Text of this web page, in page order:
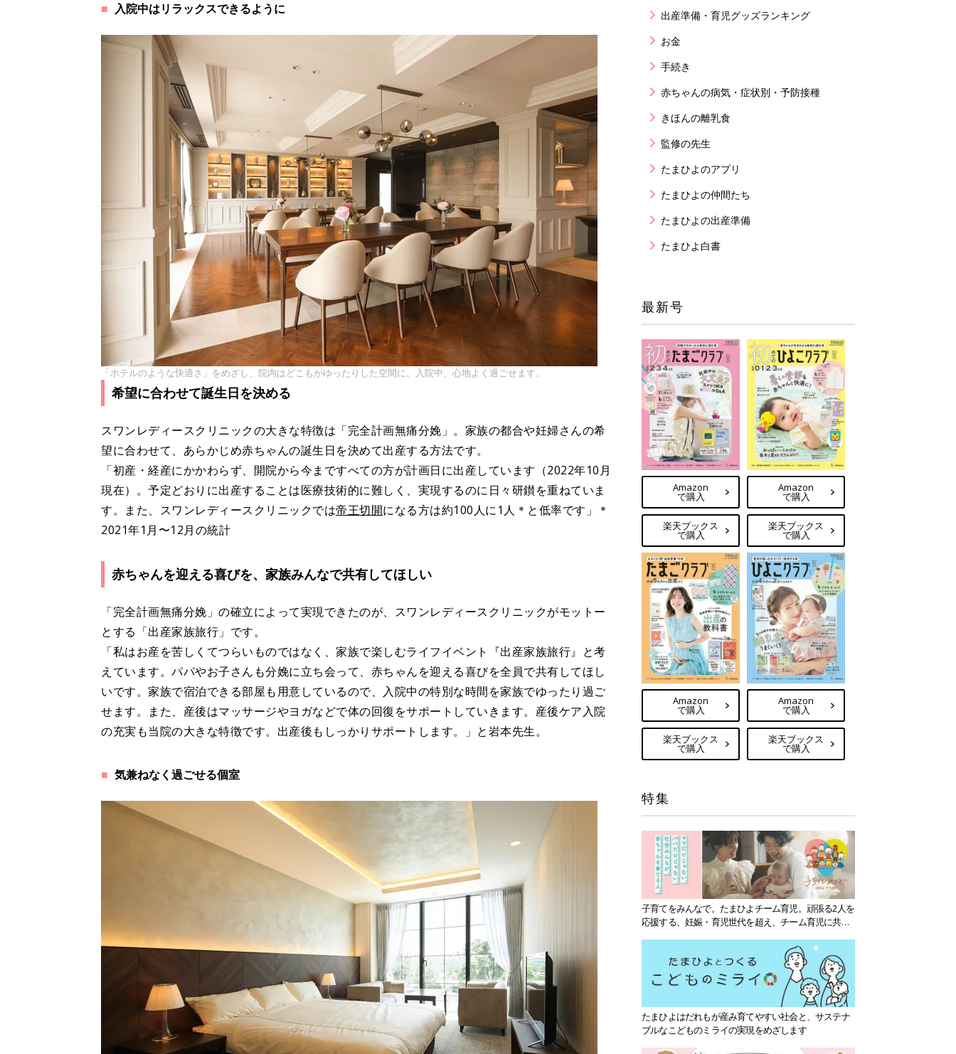
入院中はリラックスできるように
「ホテルのような快適さ」をめざし、院内はどこもがゆったりした空間に。入院中、心地よく過ごせます。
希望に合わせて誕生日を決める
スワンレディースクリニックの大きな特徴は「完全計画無痛分娩」。家族の都合や妊婦さんの希
望に合わせて、あらかじめ赤ちゃんの誕生日を決めて出産する方法です。
「初産・経産にかかわらず、開院から今まですべての方が計画日に出産しています（2022年10月
現在）。予定どおりに出産することは医療技術的に難しく、実現するのに日々研鑚を重ねていま
す。また、スワンレディースクリニックでは帝王切開になる方は約100人に1人＊と低率です」＊
2021年1月〜12月の統計
赤ちゃんを迎える喜びを、家族みんなで共有してほしい
「完全計画無痛分娩」の確立によって実現できたのが、スワンレディースクリニックがモットー
とする「出産家族旅行」です。
「私はお産を苦しくてつらいものではなく、家族で楽しむライフイベント『出産家族旅行』と考
えています。パパやお子さんも分娩に立ち会って、赤ちゃんを迎える喜びを全員で共有してほし
いです。家族で宿泊できる部屋も用意しているので、入院中の特別な時間を家族でゆったり過ご
せます。また、産後はマッサージやヨガなどで体の回復をサポートしていきます。産後ケア入院
の充実も当院の大きな特徴です。出産後もしっかりサポートします。」と岩本先生。
気兼ねなく過ごせる個室
出産準備・育児グッズランキング
お金
手続き
赤ちゃんの病気・症状別・予防接種
きほんの離乳食
監修の先生
たまひよのアプリ
たまひよの仲間たち
たまひよの出産準備
たまひよ白書
最新号
Amazon
で購入
楽天ブックス
で購入
Amazon
で購入
楽天ブックス
で購入
Amazon
で購入
楽天ブックス
で購入
Amazon
で購入
楽天ブックス
で購入
特集
子育てをみんなで。たまひよチーム育児。頑張る2人を
応援する、妊娠・育児世代を超え、チーム育児に共感
たまひよはだれもが産み育てやすい社会と、サステナ
ブルなこどものミライの実現をめざします